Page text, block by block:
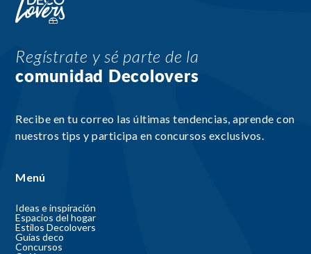
Regístrate y sé parte de la
comunidad Decolovers
Recibe en tu correo las últimas tendencias, aprende con
nuestros tips y participa en concursos exclusivos.
Menú
Ideas e inspiración
Espacios del hogar
Estilos Decolovers
Guías deco
Concursos